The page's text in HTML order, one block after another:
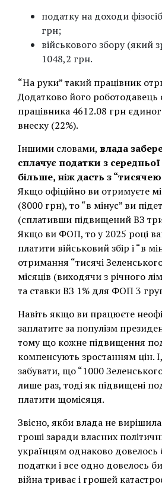
податку на доходи
грн;
військового збору (який
1048,2 грн.
“На руки” такий працівник
Додатково його роботодавець
працівника 4612.08 грн
внеску (22%).
Іншими словами, влада
сплачує податки з
більше, ніж дасть з
Якщо офіційно ви отримуєте
(8000 грн), то “в мінус” ви
(сплативши підвищений ВЗ
Якщо ви ФОП, то у 2025 році
платити військовий збір і “в
отримання “тисячі
місяців (виходячи з річного
та ставки ВЗ 1% для ФОП 3
Навіть якщо ви працюєте
заплатите за популізм
тому що кожне підвищення
компенсують зростанням цін.
забувати, що “1000
лише раз, тоді як підвищені
платити щомісяця.
Звісно, якби влада не
гроші заради власних
українцям однаково довелось
податки і все одно довелось
війна триває і грошей